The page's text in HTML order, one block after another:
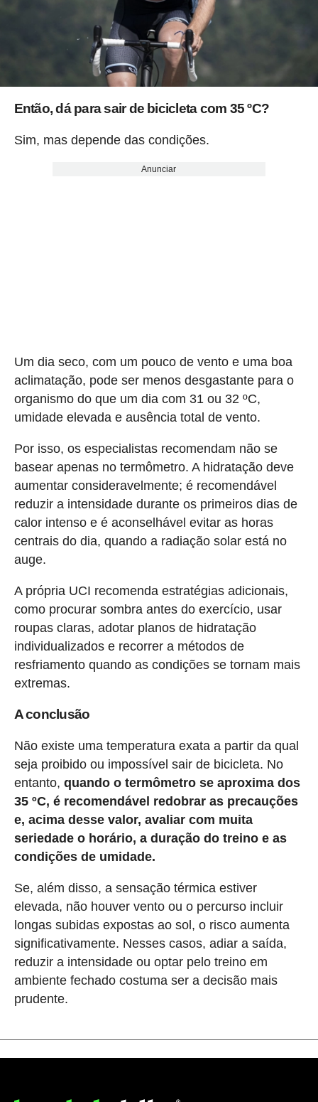
Então, dá para sair de bicicleta com 35 ºC?
Sim, mas depende das condições.
Anunciar
Um dia seco, com um pouco de vento e uma boa
aclimatação, pode ser menos desgastante para o
organismo do que um dia com 31 ou 32 ºC,
umidade elevada e ausência total de vento.
Por isso, os especialistas recomendam não se
basear apenas no termômetro. A hidratação deve
aumentar consideravelmente; é recomendável
reduzir a intensidade durante os primeiros dias de
calor intenso e é aconselhável evitar as horas
centrais do dia, quando a radiação solar está no
auge.
A própria UCI recomenda estratégias adicionais,
como procurar sombra antes do exercício, usar
roupas claras, adotar planos de hidratação
individualizados e recorrer a métodos de
resfriamento quando as condições se tornam mais
extremas.
A conclusão
Não existe uma temperatura exata a partir da qual
seja proibido ou impossível sair de bicicleta. No
entanto, quando o termômetro se aproxima dos
35 ºC, é recomendável redobrar as precauções
e, acima desse valor, avaliar com muita
seriedade o horário, a duração do treino e as
condições de umidade.
Se, além disso, a sensação térmica estiver
elevada, não houver vento ou o percurso incluir
longas subidas expostas ao sol, o risco aumenta
significativamente. Nesses casos, adiar a saída,
reduzir a intensidade ou optar pelo treino em
ambiente fechado costuma ser a decisão mais
prudente.